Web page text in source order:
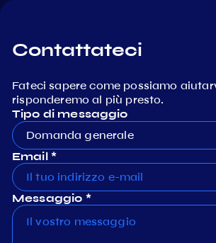
Contattateci
Fateci sapere come possiamo
risponderemo al più presto.
Tipo di messaggio
Domanda generale
Email *
Messaggio *